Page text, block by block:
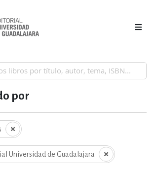
por
Universidad de Guadalajara